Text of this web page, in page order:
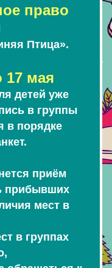
право
Птица».
17 мая
детей уже
в группы
в порядке
приём
прибывших
мест в
в группах